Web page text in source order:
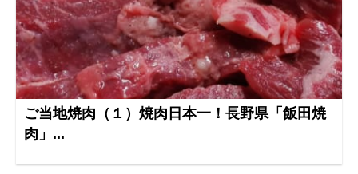
ご当地焼肉（１）焼肉日本一！長野県「飯田焼
肉」...